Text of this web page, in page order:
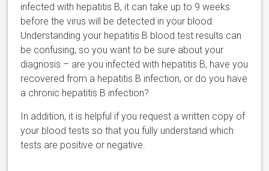
infected with hepatitis B, it can take up to 9 weeks
before the virus will be detected in your blood.
Understanding your hepatitis B blood test results can
be confusing, so you want to be sure about your
diagnosis – are you infected with hepatitis B, have you
recovered from a hepatitis B infection, or do you have
a chronic hepatitis B infection?
In addition, it is helpful if you request a written copy of
your blood tests so that you fully understand which
tests are positive or negative.